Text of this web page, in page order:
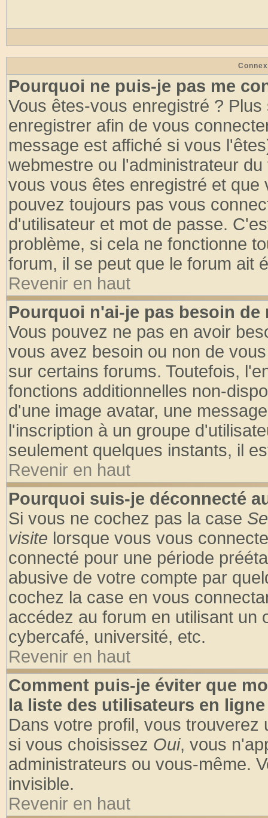
Pourquoi ne puis-je pas me
Vous êtes-vous enregistré ?
enregistrer afin de vous
message est affiché si vous
webmestre ou l'administrateur
vous vous êtes enregistré et
pouvez toujours pas vous
d'utilisateur et mot de passe.
problème, si cela ne fonctionne
forum, il se peut que le forum ait
Revenir en haut
Pourquoi n'ai-je pas besoin de
Vous pouvez ne pas en avoir
vous avez besoin ou non de
sur certains forums. Toutefois,
fonctions additionnelles non-
d'une image avatar, une
l'inscription à un groupe
seulement quelques instants, il
Revenir en haut
Pourquoi suis-je déconnecté
Si vous ne cochez pas la case
visite lorsque vous vous
connecté pour une période
abusive de votre compte par
cochez la case en vous
accédez au forum en utilisant un
cybercafé, université, etc.
Revenir en haut
Comment puis-je éviter que
la liste des utilisateurs en
Dans votre profil, vous trouverez
si vous choisissez Oui, vous
administrateurs ou vous-même.
invisible.
Revenir en haut